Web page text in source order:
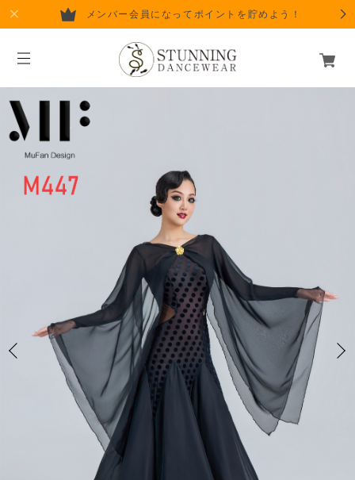
メンバー会員になってポイントを貯めよう！